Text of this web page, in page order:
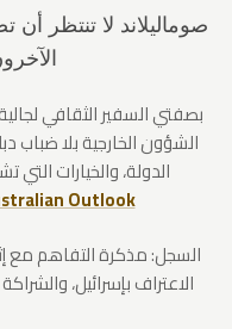
صوماليلاند لا تنتظر
بصفتي السفير الثقافي
الشؤون الخارجية بلا ضباب
الدولة، والخيارات
Outlook
السجل: مذكرة التفاهم مع
الاعتراف بإسرائيل،